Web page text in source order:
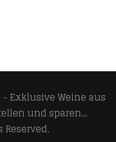
- Exklusive Weine aus
und sparen...
Reserved.